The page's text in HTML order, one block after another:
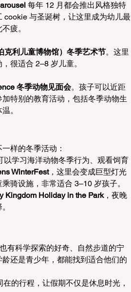
每年 12 月都会推出风格独特
cookie 与圣诞树，让这里成为幼儿最
疲。
克利儿童博物馆）冬季艺术节。这里
很适合 2–8 岁儿童。
冬季动物见面会。孩子可以近距
特别的教育活动，包括冬季动物生
。
样的冬季活动：
以学习海洋动物冬季行为、观看饲育
WinterFest，这里会变成巨型灯光
骑设施，非常适合 3–10 岁孩子。
Kingdom Holiday in the Park，夜晚
有科学探索的好奇、自然步道的宁
还是青少年，都能找到适合他们的
的行程，让假期不仅是休息时光，